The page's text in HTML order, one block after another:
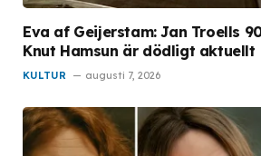
Eva af Geijerstam: Jan Troells
Knut Hamsun är dödligt aktuellt
KULTUR augusti 7, 2026